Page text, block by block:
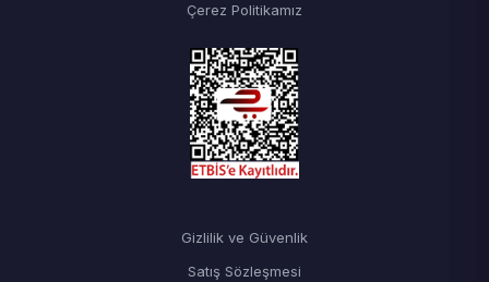
Çerez Politikamız
Gizlilik ve Güvenlik
Satış Sözleşmesi